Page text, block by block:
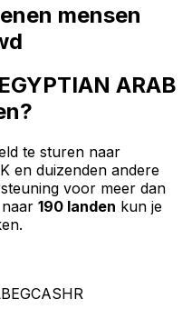
mensen
ARAB
te sturen naar
en duizenden andere
voor meer dan
190 landen kun je